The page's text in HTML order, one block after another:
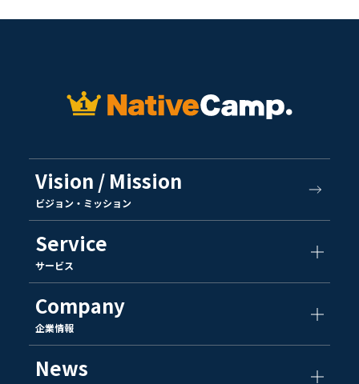
Vision / Mission
ビジョン・ミッション
Service
サービス
Company
企業情報
News